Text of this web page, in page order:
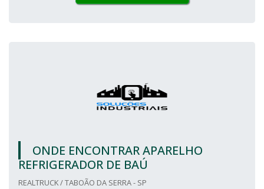
ONDE ENCONTRAR APARELHO
REFRIGERADOR DE BAÚ
REALTRUCK / TABOÃO DA SERRA - SP